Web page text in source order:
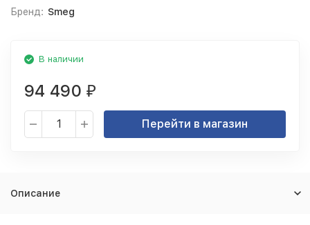
Бренд: Smeg
В наличии
94 490 ₽
Перейти в магазин
Описание